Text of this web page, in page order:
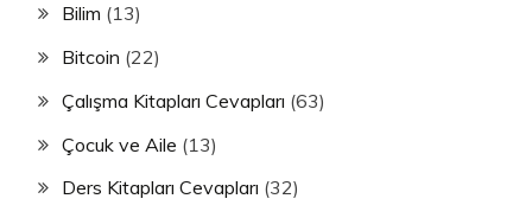
Bilim (13)
Bitcoin (22)
Çalışma Kitapları Cevapları (63)
Çocuk ve Aile (13)
Ders Kitapları Cevapları (32)